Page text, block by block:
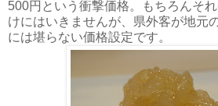
500円という衝撃価格。もちろんそ
けにはいきませんが、県外客が地元
には堪らない価格設定です。